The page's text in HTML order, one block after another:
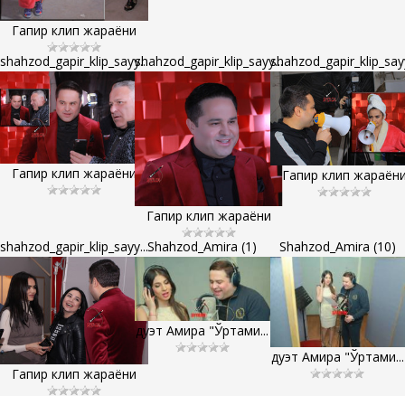
Гапир клип жараёни
shahzod_gapir_klip_sayy...
Гапир клип жараёни
shahzod_gapir_klip_sayy...
Гапир клип жараёни
Гапир клип
shahzod_gapir_klip_sayy...
Гапир клип жараёни
Shahzod_Amira (1)
дуэт Амира "Ўртами...
Shahzod_Amira (10)
дуэт Амира "Ўртами...